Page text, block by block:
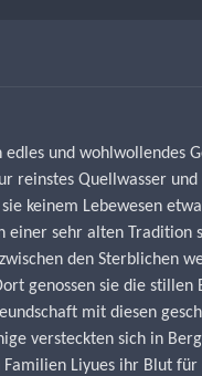
und
reinstes Quellwasser
keinem Lebewesen
sehr alten
den Sterblichen
genossen sie die stillen
mit diesen
versteckten sich in
Liyues ihr Blut